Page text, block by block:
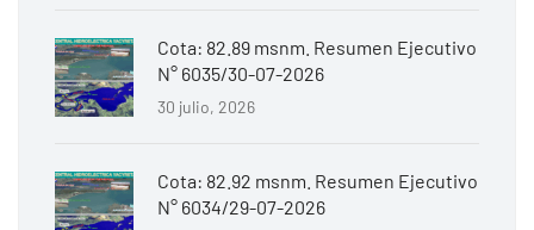
Cota: 82.89 msnm. Resumen Ejecutivo
N° 6035/30-07-2026
30 julio, 2026
Cota: 82.92 msnm. Resumen Ejecutivo
N° 6034/29-07-2026